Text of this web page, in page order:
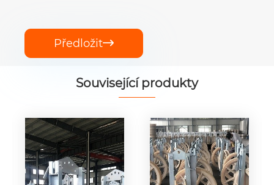
Předložit
Související produkty